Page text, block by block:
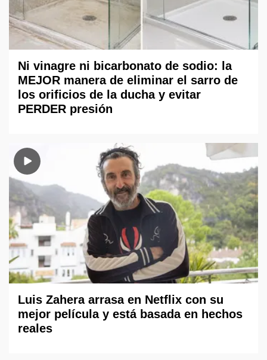
Ni vinagre ni bicarbonato de sodio: la
MEJOR manera de eliminar el sarro de
los orificios de la ducha y evitar
PERDER presión
Luis Zahera arrasa en Netflix con su
mejor película y está basada en hechos
reales